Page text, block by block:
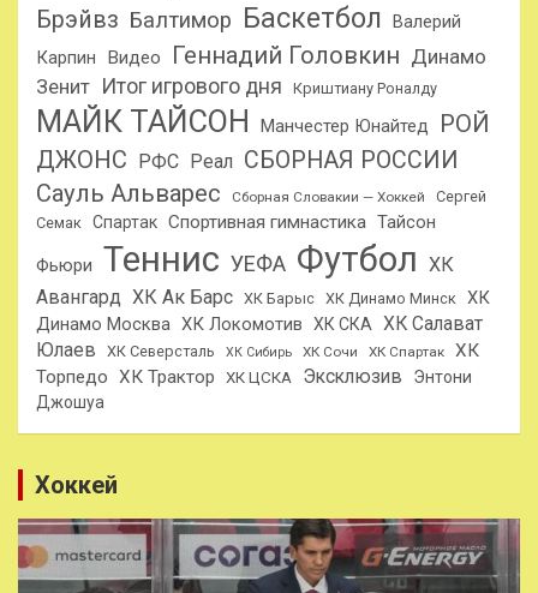
Брэйвз Балтимор Баскетбол
Валерий
Карпин
Видео Геннадий Головкин Динамо
Зенит Итог игрового дня Криштиану Роналду
МАЙК ТАЙСОН Манчестер Юнайтед
РОЙ
ДЖОНС РФС Реал СБОРНАЯ РОССИИ
Сауль Альварес Сборная Словакии — Хоккей
Сергей
Семак
Спартак Спортивная гимнастика Тайсон
Фьюри Теннис УЕФА Футбол ХК
Авангард ХК Ак Барс ХК Барыс ХК Динамо Минск
ХК
Динамо Москва ХК Локомотив ХК СКА
ХК Салават
Юлаев
ХК Северсталь ХК Сибирь ХК Сочи ХК Спартак
ХК
Торпедо ХК Трактор ХК ЦСКА Эксклюзив
Энтони
Джошуа
Хоккей